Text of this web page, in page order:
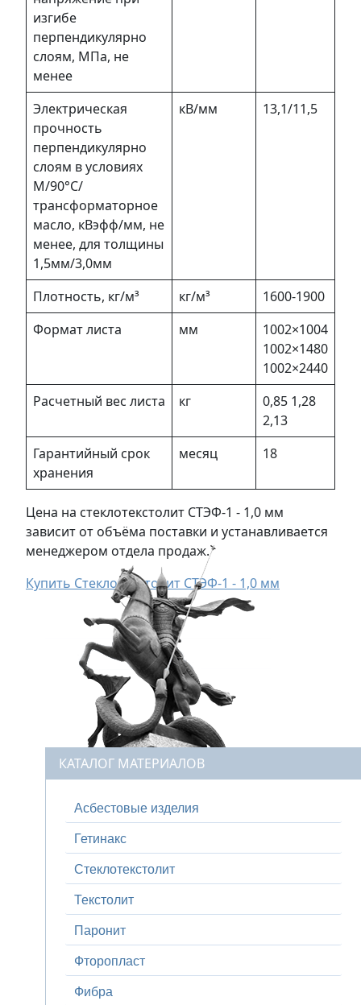
изгибе
перпендикулярно
слоям, МПа, не
менее
Электрическая
прочность
перпендикулярно
слоям в условиях
М/90°C/
трансформаторное
масло, кВэфф/мм, не
менее, для толщины
1,5мм/3,0мм
кВ/мм 13,1/11,5
Плотность, кг/м³ кг/м³
1600-1900
Формат листа
мм
1002×1004
1002×1480
1002×2440
Расчетный вес листа
кг
0,85 1,28
2,13
Гарантийный срок
хранения
месяц 18
Цена на стеклотекстолит СТЭФ-1 - 1,0 мм
зависит от объёма поставки и устанавливается
менеджером отдела продаж.
Купить Стеклотекстолит СТЭФ-1 - 1,0 мм
КАТАЛОГ МАТЕРИАЛОВ
Асбестовые изделия
Гетинакс
Стеклотекстолит
Текстолит
Паронит
Фторопласт
Фибра